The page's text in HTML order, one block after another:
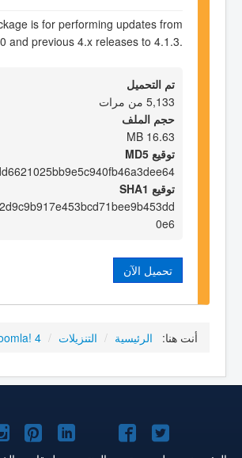
is for performing updates from
and previous 4.x releases to 4.1.3.
تم التحميل
5,133 من مرات
حجم الملف
16.63 MB
توقيع MD5
توقيع SHA1
0e6
تحميل الآن
أنت هنا: الرئيسية / التنزيلات /
4
Joomla!
Joomla!
Joomla!